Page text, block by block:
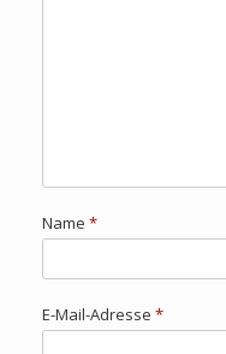
Name *
E-Mail-Adresse *